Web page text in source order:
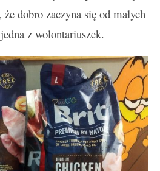
dobro zaczyna się od małych
z wolontariuszek.